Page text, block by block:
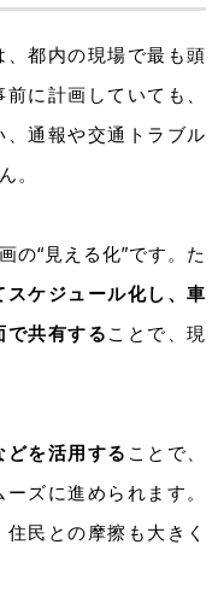
都内の現場で最も頭
に計画していても、
通報や交通トラブル
。
の“見える化”です。た
ケジュール化し、車
で共有する ことで、現
を活用する ことで、
ズに進められます。
民との摩擦も大きく